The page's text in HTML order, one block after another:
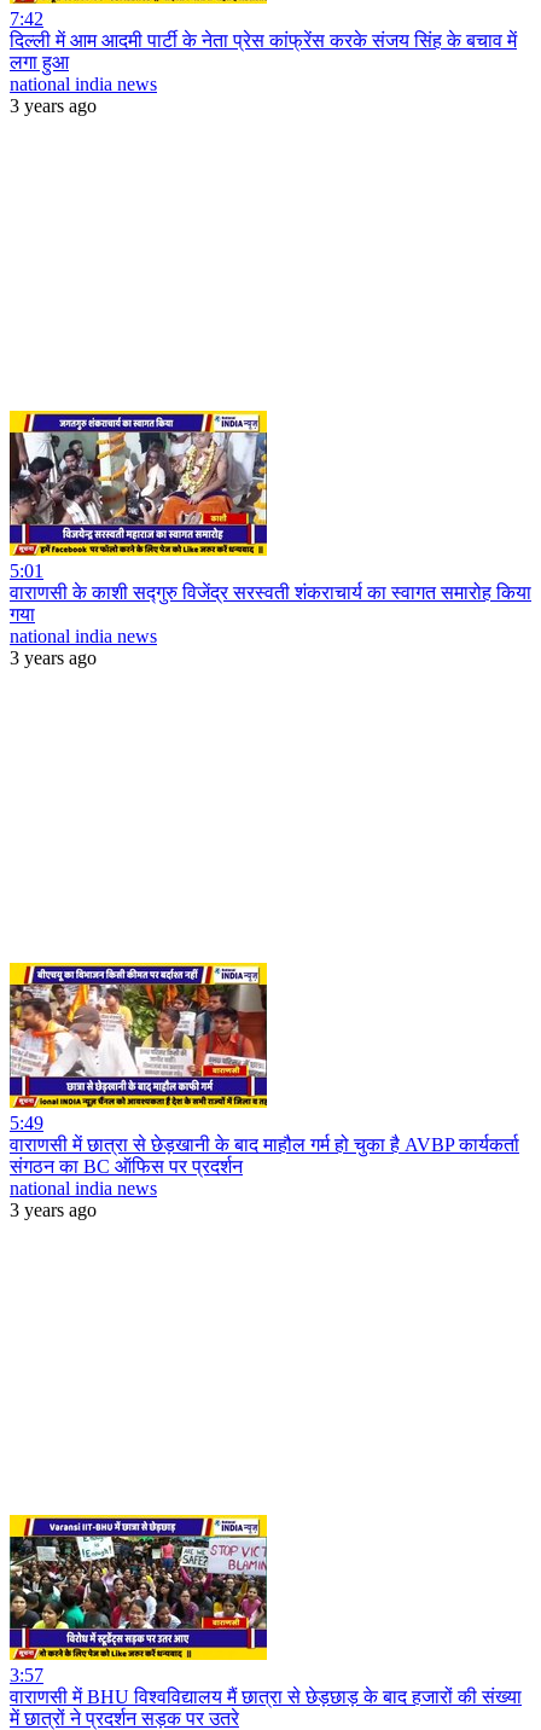
7:42
दिल्ली में आम आदमी पार्टी के नेता प्रेस कांफ्रेंस करके संजय सिंह के बचाव में
लगा हुआ
national india news
3 years ago
5:01
वाराणसी के काशी सद्गुरु विजेंद्र सरस्वती शंकराचार्य का स्वागत समारोह किया
गया
national india news
3 years ago
5:49
वाराणसी में छात्रा से छेड़खानी के बाद माहौल गर्म हो चुका है AVBP कार्यकर्ता
संगठन का BC ऑफिस पर प्रदर्शन
national india news
3 years ago
3:57
वाराणसी में BHU विश्वविद्यालय मैं छात्रा से छेड़छाड़ के बाद हजारों की संख्या
में छात्रों ने प्रदर्शन सड़क पर उतरे